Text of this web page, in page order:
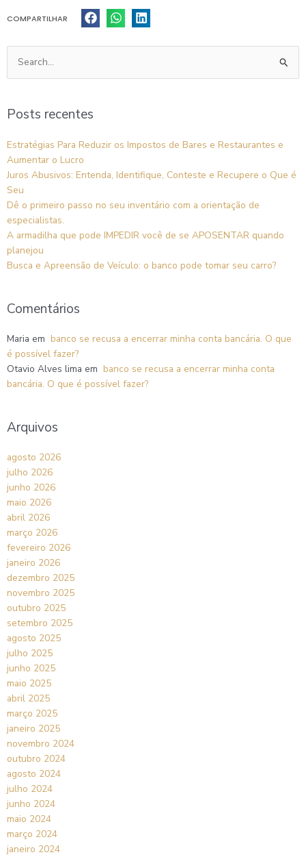
COMPARTILHAR
Pesquisar
por:
Posts recentes
Estratégias Para Reduzir os Impostos de Bares e Restaurantes e
Aumentar o Lucro
Juros Abusivos: Entenda, Identifique, Conteste e Recupere o Que é
Seu
Dê o primeiro passo no seu inventário com a orientação de
especialistas.
A armadilha que pode IMPEDIR você de se APOSENTAR quando
planejou
Busca e Apreensão de Veículo: o banco pode tomar seu carro?
Comentários
Maria em banco se recusa a encerrar minha conta bancária. O que
é possível fazer?
Otavio Alves lima em banco se recusa a encerrar minha conta
bancária. O que é possível fazer?
Arquivos
agosto 2026
julho 2026
junho 2026
maio 2026
abril 2026
março 2026
fevereiro 2026
janeiro 2026
dezembro 2025
novembro 2025
outubro 2025
setembro 2025
agosto 2025
julho 2025
junho 2025
maio 2025
abril 2025
março 2025
janeiro 2025
novembro 2024
outubro 2024
agosto 2024
julho 2024
junho 2024
maio 2024
março 2024
janeiro 2024